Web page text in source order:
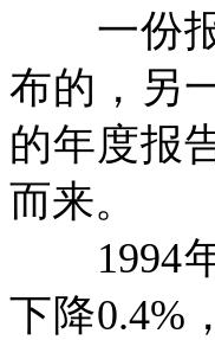
一份报
布的，另
的年度报
而来。
1994
下降0.4%